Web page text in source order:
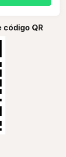
QR